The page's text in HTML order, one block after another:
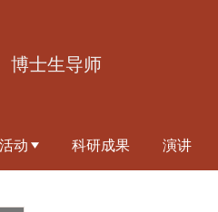
博士生导师
活动 科研成果 演讲